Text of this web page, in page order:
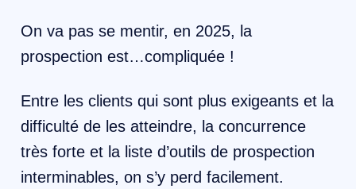
On va pas se mentir, en 2025, la
prospection est…compliquée !
Entre les clients qui sont plus exigeants et la
difficulté de les atteindre, la concurrence
très forte et la liste d’outils de prospection
interminables, on s’y perd facilement.